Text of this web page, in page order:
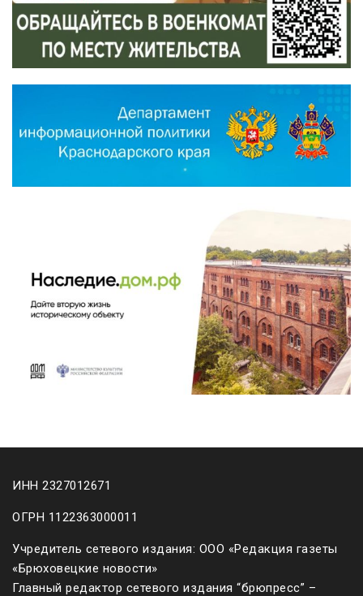
ИНН 2327012671
ОГРН 1122363000011
Учредитель сетевого издания: ООО «Редакция газеты
«Брюховецкие новости»
Главный редактор сетевого издания “брюпресс” –